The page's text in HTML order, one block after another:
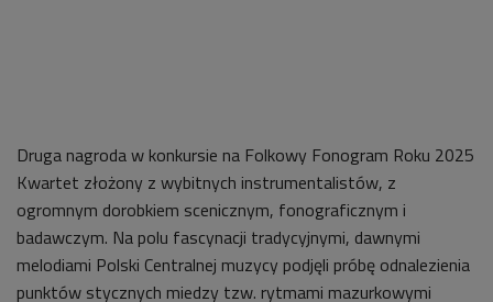
Druga nagroda w konkursie na Folkowy Fonogram Roku 2025
Kwartet złożony z wybitnych instrumentalistów, z
ogromnym dorobkiem scenicznym, fonograficznym i
badawczym. Na polu fascynacji tradycyjnymi, dawnymi
melodiami Polski Centralnej muzycy podjęli próbę odnalezienia
punktów stycznych miedzy tzw. rytmami mazurkowymi